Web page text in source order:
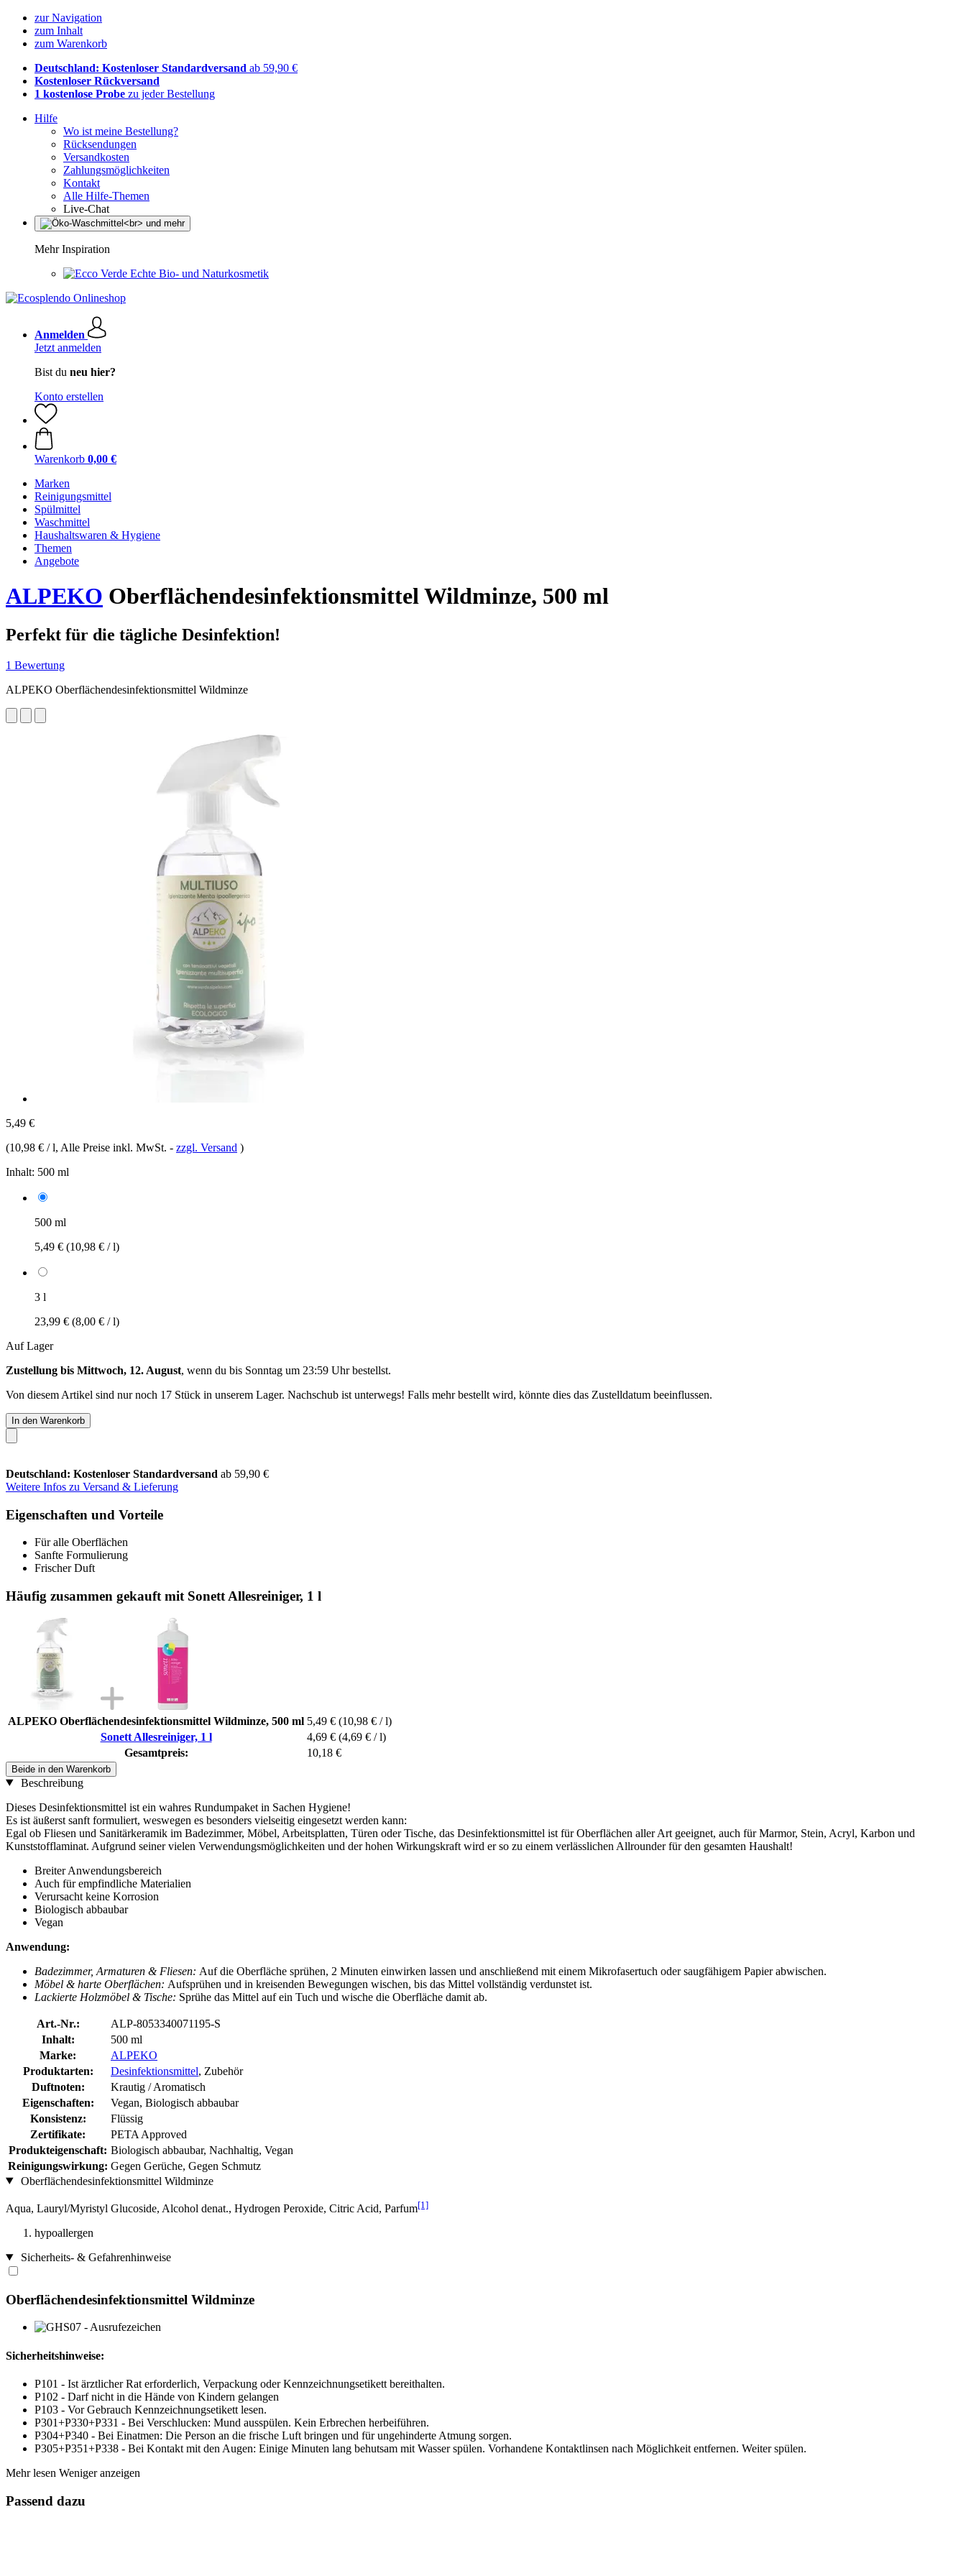
zur Navigation
zum Inhalt
zum Warenkorb
Deutschland: Kostenloser Standardversand ab 59,90 €
Kostenloser Rückversand
1 kostenlose Probe zu jeder Bestellung
Hilfe
Wo ist meine Bestellung?
Rücksendungen
Versandkosten
Zahlungsmöglichkeiten
Kontakt
Alle Hilfe-Themen
Live-Chat
Mehr Inspiration
Echte Bio- und Naturkosmetik
Anmelden
Jetzt anmelden
Bist du neu hier?
Konto erstellen
Warenkorb 0,00 €
Marken
Reinigungsmittel
Spülmittel
Waschmittel
Haushaltswaren & Hygiene
Themen
Angebote
ALPEKO Oberflächendesinfektionsmittel Wildminze, 500 ml
Perfekt für die tägliche Desinfektion!
1 Bewertung
ALPEKO Oberflächendesinfektionsmittel Wildminze
5,49 €
(10,98 € / l, Alle Preise inkl. MwSt. - zzgl. Versand )
Inhalt: 500 ml
500 ml
5,49 € (10,98 € / l)
3 l
23,99 € (8,00 € / l)
Auf Lager
Zustellung bis Mittwoch, 12. August, wenn du bis Sonntag um 23:59 Uhrbestellst.
Von diesem Artikel sind nur noch 17 Stück in unserem Lager. Nachschub ist unterwegs! Falls mehr bestellt wird, könnte dies das Zustelldatum beeinflussen.
In den Warenkorb
Deutschland: Kostenloser Standardversand ab 59,90 €
Weitere Infos zu Versand & Lieferung
Eigenschaften und Vorteile
Für alle Oberflächen
Sanfte Formulierung
Frischer Duft
Häufig zusammen gekauft mit Sonett Allesreiniger, 1 l
ALPEKO Oberflächendesinfektionsmittel Wildminze, 500 ml 5,49 € (10,98 € / l)
Sonett Allesreiniger, 1 l
4,69 € (4,69 € / l)
Gesamtpreis:
10,18 €
Beide in den Warenkorb
Beschreibung
Dieses Desinfektionsmittel ist ein wahres Rundumpaket in Sachen Hygiene!
Es ist äußerst sanft formuliert, weswegen es besonders vielseitig eingesetzt werden kann:
Egal ob Fliesen und Sanitärkeramik im Badezimmer, Möbel, Arbeitsplatten, Türen oder Tische, das Desinfektionsmittel ist für Oberflächen aller Art geeignet, auch für Marmor, Stein, Acryl, Karbon und
Kunststofflaminat. Aufgrund seiner vielen Verwendungsmöglichkeiten und der hohen Wirkungskraft wird er so zu einem verlässlichen Allrounder für den gesamten Haushalt!
Breiter Anwendungsbereich
Auch für empfindliche Materialien
Verursacht keine Korrosion
Biologisch abbaubar
Vegan
Anwendung:
Badezimmer, Armaturen & Fliesen: Auf die Oberfläche sprühen, 2 Minuten einwirken lassen und anschließend mit einem Mikrofasertuch oder saugfähigem Papier abwischen.
Möbel & harte Oberflächen: Aufsprühen und in kreisenden Bewegungen wischen, bis das Mittel vollständig verdunstet ist.
Lackierte Holzmöbel & Tische: Sprühe das Mittel auf ein Tuch und wische die Oberfläche damit ab.
Art.-Nr.:
ALP-8053340071195-S
Inhalt:
500 ml
Marke:
ALPEKO
Produktarten:
Desinfektionsmittel, Zubehör
Duftnoten:
Krautig / Aromatisch
Eigenschaften:
Vegan, Biologisch abbaubar
Konsistenz:
Flüssig
Zertifikate:
PETA Approved
Produkteigenschaft: Biologisch abbaubar, Nachhaltig, Vegan
Reinigungswirkung: Gegen Gerüche, Gegen Schmutz
Oberflächendesinfektionsmittel Wildminze
Aqua, Lauryl/Myristyl Glucoside, Alcohol denat., Hydrogen Peroxide, Citric Acid, Parfum[1]
hypoallergen
Sicherheits- & Gefahrenhinweise
Oberflächendesinfektionsmittel Wildminze
Sicherheitshinweise:
P101 - Ist ärztlicher Rat erforderlich, Verpackung oder Kennzeichnungsetikett bereithalten.
P102 - Darf nicht in die Hände von Kindern gelangen
P103 - Vor Gebrauch Kennzeichnungsetikett lesen.
P301+P330+P331 - Bei Verschlucken: Mund ausspülen. Kein Erbrechen herbeiführen.
P304+P340 - Bei Einatmen: Die Person an die frische Luft bringen und für ungehinderte Atmung sorgen.
P305+P351+P338 - Bei Kontakt mit den Augen: Einige Minuten lang behutsam mit Wasser spülen. Vorhandene Kontaktlinsen nach Möglichkeit entfernen. Weiter spülen.
Mehr lesen Weniger anzeigen
Passend dazu